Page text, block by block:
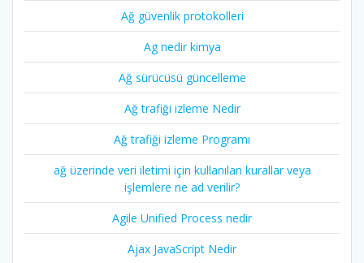
Ağ güvenlik protokolleri
Ag nedir kimya
Ağ sürücüsü güncelleme
Ağ trafiği izleme Nedir
Ağ trafiği izleme Programı
ağ üzerinde veri iletimi için kullanılan kurallar veya
işlemlere ne ad verilir?
Agile Unified Process nedir
Ajax JavaScript Nedir